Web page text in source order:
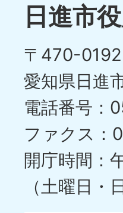
日進市
〒470-0192
愛知県日進
電話番号：
ファクス
開庁時間：
（土曜日